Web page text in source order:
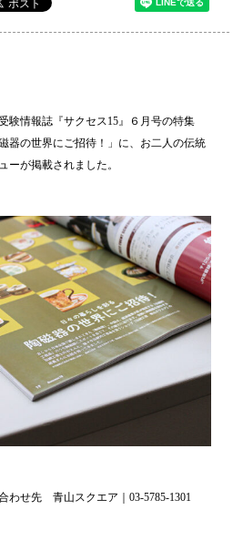
験情報誌『サクセス15』６月号の特集
器の世界にご招待！」に、お二人の伝統
ーが掲載されました。
わせ先 青山スクエア｜03-5785-1301